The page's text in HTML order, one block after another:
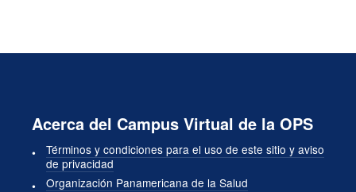
Acerca del Campus Virtual de la OPS
Términos y condiciones para el uso de este sitio y aviso
de privacidad
Organización Panamericana de la Salud